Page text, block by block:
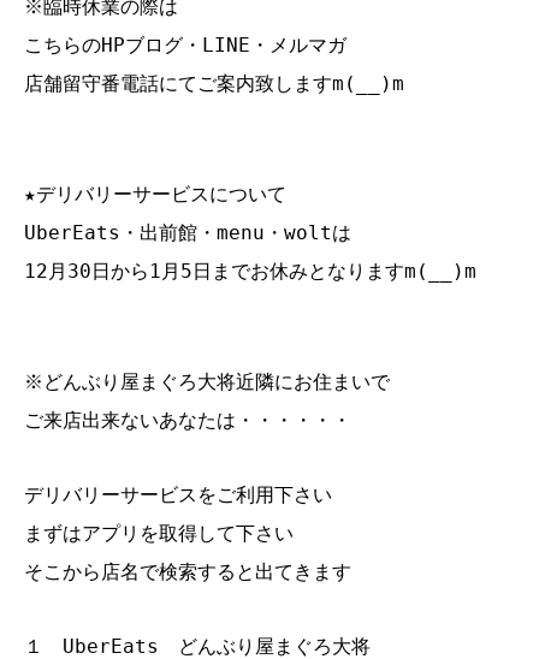
※臨時休業の際は
こちらのHPブログ・LINE・メルマガ
店舗留守番電話にてご案内致しますm(__)m
★デリバリーサービスについて
UberEats・出前館・menu・woltは
12月30日から1月5日までお休みとなりますm(__)m
※どんぶり屋まぐろ大将近隣にお住まいで
ご来店出来ないあなたは・・・・・・
デリバリーサービスをご利用下さい
まずはアプリを取得して下さい
そこから店名で検索すると出てきます
１ UberEats どんぶり屋まぐろ大将